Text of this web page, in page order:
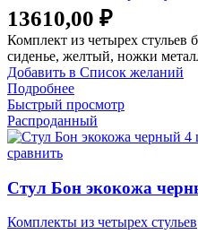
13610,00 ₽
Комплект из четырех стульев
сиденье, желтый, ножки
Добавить в Список желаний
Подробнее
Быстрый просмотр
Распроданный
сравнить
Стул Бон экокожа
Комплекты из четырех стульев